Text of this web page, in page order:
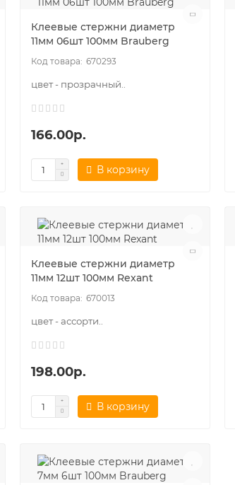
Клеевые стержни диаметр
11мм 06шт 100мм Brauberg
670293
цвет - прозрачный..
166.00р.
В корзину
Клеевые стержни диаметр
11мм 12шт 100мм Rexant
670013
цвет - ассорти..
198.00р.
В корзину